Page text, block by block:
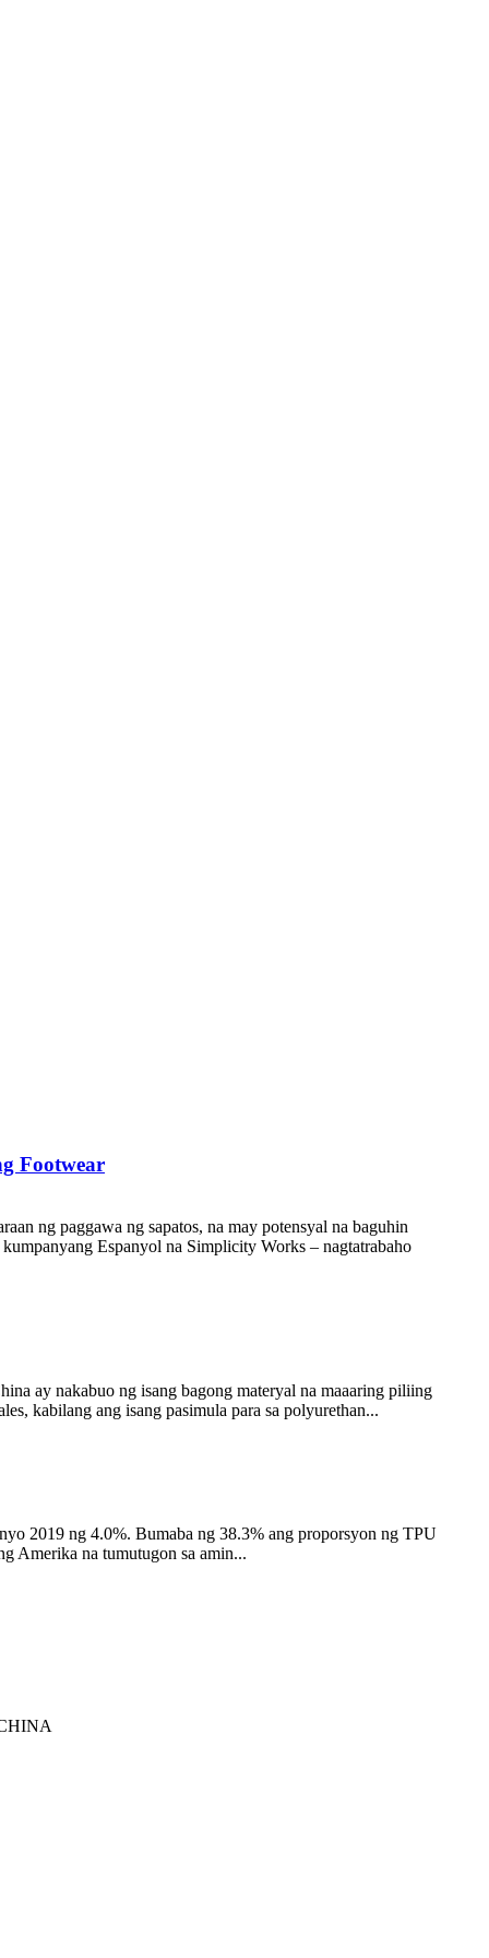
Footwear
ng paggawa ng sapatos, na may potensyal na baguhin
Espanyol na Simplicity Works – nagtatrabaho
ay nakabuo ng isang bagong materyal na maaaring piliing
kabilang ang isang pasimula para sa polyurethan...
2019 ng 4.0%. Bumaba ng 38.3% ang proporsyon ng TPU
Amerika na tumutugon sa amin...